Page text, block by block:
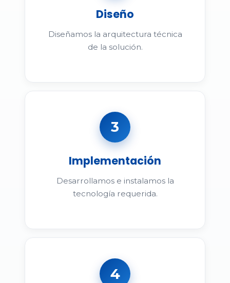
Diseño
Diseñamos la arquitectura técnica
de la solución.
3
Implementación
Desarrollamos e instalamos la
tecnología requerida.
4